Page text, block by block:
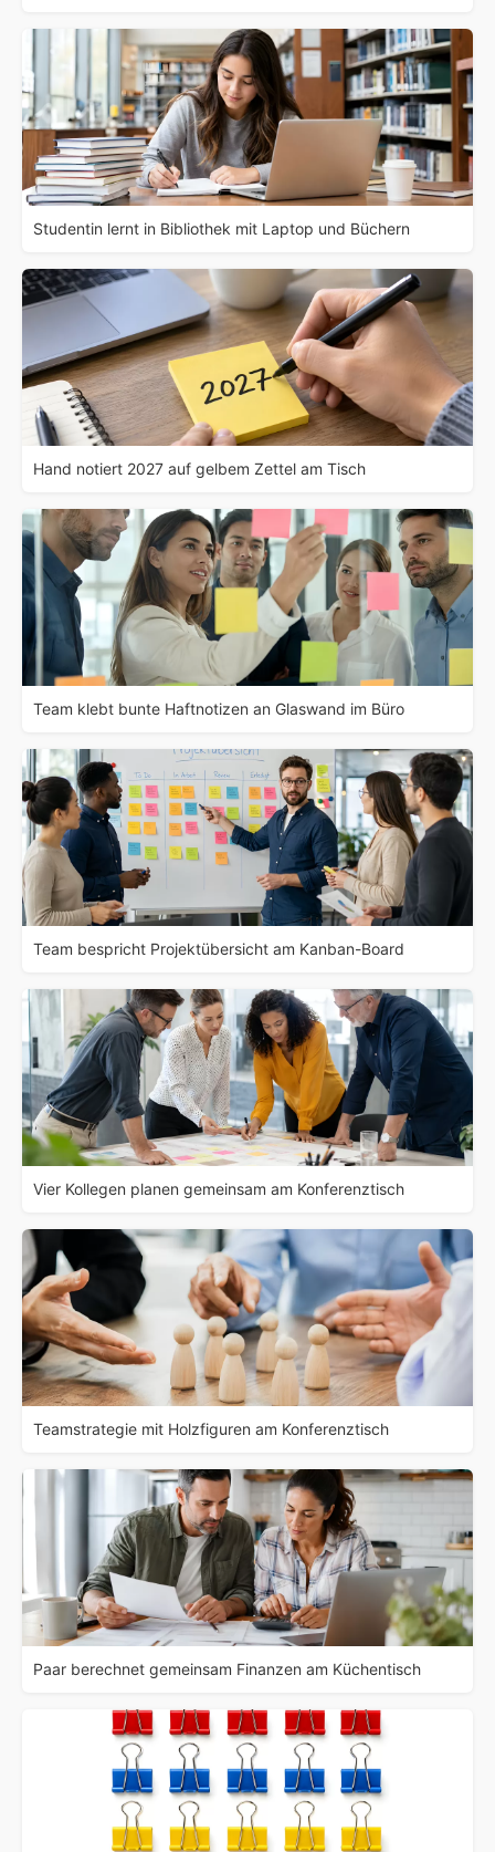
Studentin lernt in Bibliothek mit Laptop und Büchern
Hand notiert 2027 auf gelbem Zettel am Tisch
Team klebt bunte Haftnotizen an Glaswand im Büro
Team bespricht Projektübersicht am Kanban-Board
Vier Kollegen planen gemeinsam am Konferenztisch
Teamstrategie mit Holzfiguren am Konferenztisch
Paar berechnet gemeinsam Finanzen am Küchentisch